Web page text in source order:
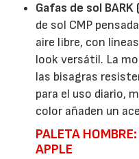
Gafas de sol
de sol CMP
aire libre, con
look versátil. La
las bisagras
para el uso diario,
color añaden un
PALETA
APPLE